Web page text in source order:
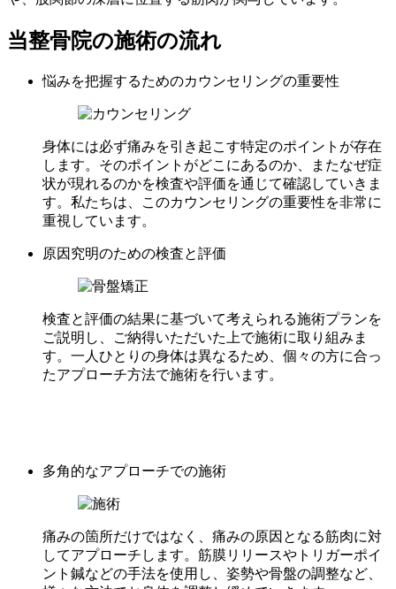
当整骨院の施術の流れ
悩みを把握するためのカウンセリングの重要性
身体には必ず痛みを引き起こす特定のポイントが存在
します。そのポイントがどこにあるのか、またなぜ症
状が現れるのかを検査や評価を通じて確認していきま
す。私たちは、このカウンセリングの重要性を非常に
重視しています。
原因究明のための検査と評価
検査と評価の結果に基づいて考えられる施術プランを
ご説明し、ご納得いただいた上で施術に取り組みま
す。一人ひとりの身体は異なるため、個々の方に合っ
たアプローチ方法で施術を行います。
多角的なアプローチでの施術
痛みの箇所だけではなく、痛みの原因となる筋肉に対
してアプローチします。筋膜リリースやトリガーポイ
ント鍼などの手法を使用し、姿勢や骨盤の調整など、